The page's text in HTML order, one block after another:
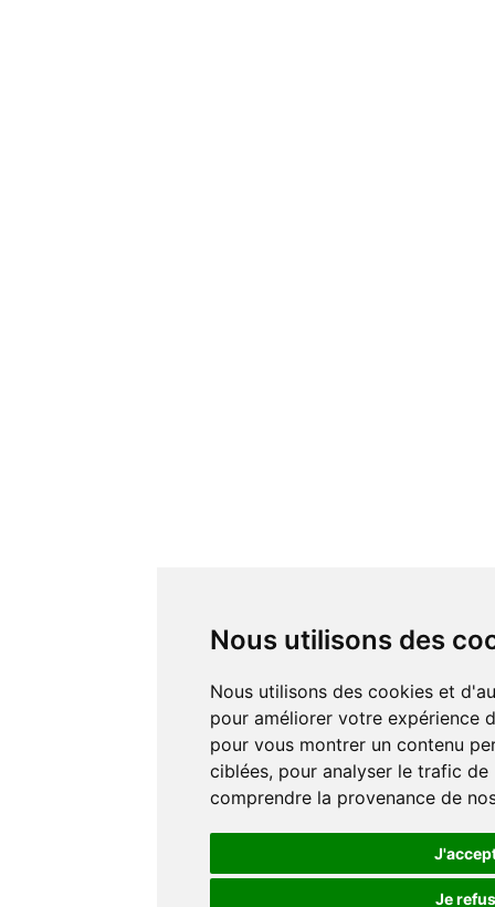
Nous utilisons des
Nous utilisons des cookies et d'autres technologies de suivi
pour améliorer votre expérience
pour vous montrer un contenu
ciblées, pour analyser le trafic
comprendre la provenance de
Je